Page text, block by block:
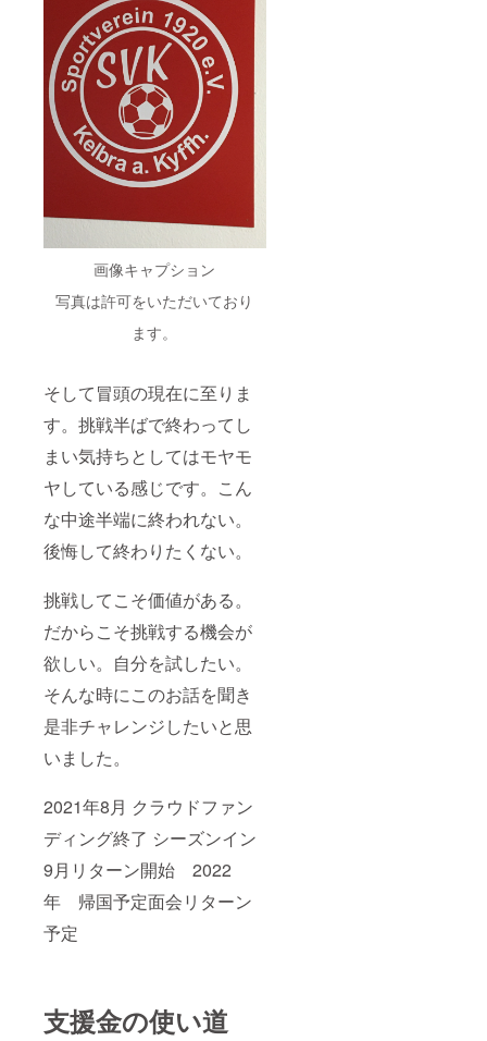
画像キャプション
写真は許可をいただいており
ます。
そして冒頭の現在に至りま
す。挑戦半ばで終わってし
まい気持ちとしてはモヤモ
ヤしている感じです。こん
な中途半端に終われない。
後悔して終わりたくない。
挑戦してこそ価値がある。
だからこそ挑戦する機会が
欲しい。自分を試したい。
そんな時にこのお話を聞き
是非チャレンジしたいと思
いました。
2021年8月 クラウドファン
ディング終了 シーズンイン
9月リターン開始 2022
年 帰国予定面会リターン
予定
支援金の使い道